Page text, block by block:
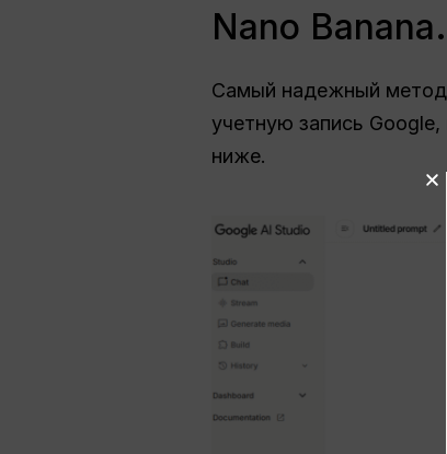
Nano Banana.
Самый надежный метод
учетную запись Google,
ниже.